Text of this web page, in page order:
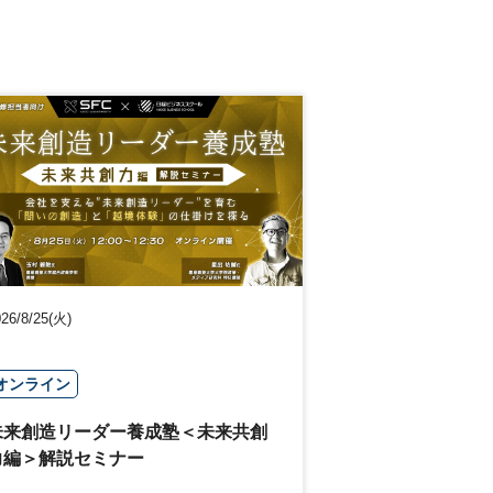
8/25(火)
ンライン
来創造リーダー養成塾＜未来共創
編＞解説セミナー